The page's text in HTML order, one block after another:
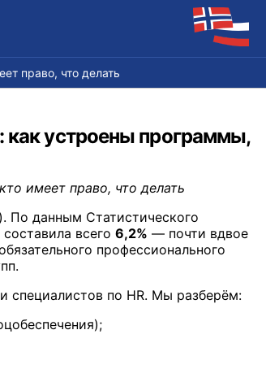
право, что делать
как устроены программы,
имеет право, что делать
По данным Статистического
всего 6,2% — почти вдвое
профессионального
специалистов по HR. Мы разберём: